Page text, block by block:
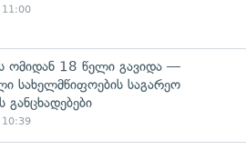
11:00
ომიდან 18 წელი გავიდა —
სახელმწიფოების საგარეო
განცხადებები
10:39